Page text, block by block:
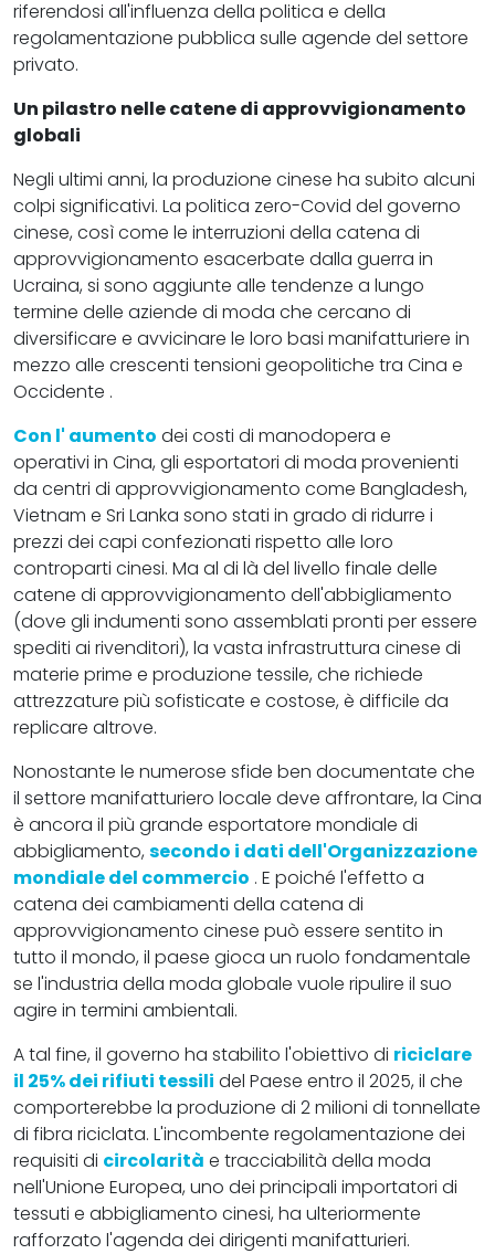
riferendosi all'influenza della politica e della
regolamentazione pubblica sulle agende del settore
privato.
Un pilastro nelle catene di approvvigionamento
globali
Negli ultimi anni, la produzione cinese ha subito alcuni
colpi significativi. La politica zero-Covid del governo
cinese, così come le interruzioni della catena di
approvvigionamento esacerbate dalla guerra in
Ucraina, si sono aggiunte alle tendenze a lungo
termine delle aziende di moda che cercano di
diversificare e avvicinare le loro basi manifatturiere in
mezzo alle crescenti tensioni geopolitiche tra Cina e
Occidente .
Con l' aumento dei costi di manodopera e
operativi in Cina, gli esportatori di moda provenienti
da centri di approvvigionamento come Bangladesh,
Vietnam e Sri Lanka sono stati in grado di ridurre i
prezzi dei capi confezionati rispetto alle loro
controparti cinesi. Ma al di là del livello finale delle
catene di approvvigionamento dell'abbigliamento
(dove gli indumenti sono assemblati pronti per essere
spediti ai rivenditori), la vasta infrastruttura cinese di
materie prime e produzione tessile, che richiede
attrezzature più sofisticate e costose, è difficile da
replicare altrove.
Nonostante le numerose sfide ben documentate che
il settore manifatturiero locale deve affrontare, la Cina
è ancora il più grande esportatore mondiale di
abbigliamento, secondo i dati dell'Organizzazione
mondiale del commercio . E poiché l'effetto a
catena dei cambiamenti della catena di
approvvigionamento cinese può essere sentito in
tutto il mondo, il paese gioca un ruolo fondamentale
se l'industria della moda globale vuole ripulire il suo
agire in termini ambientali.
A tal fine, il governo ha stabilito l'obiettivo di riciclare
il 25% dei rifiuti tessili del Paese entro il 2025, il che
comporterebbe la produzione di 2 milioni di tonnellate
di fibra riciclata. L'incombente regolamentazione dei
requisiti di circolarità e tracciabilità della moda
nell'Unione Europea, uno dei principali importatori di
tessuti e abbigliamento cinesi, ha ulteriormente
rafforzato l'agenda dei dirigenti manifatturieri.